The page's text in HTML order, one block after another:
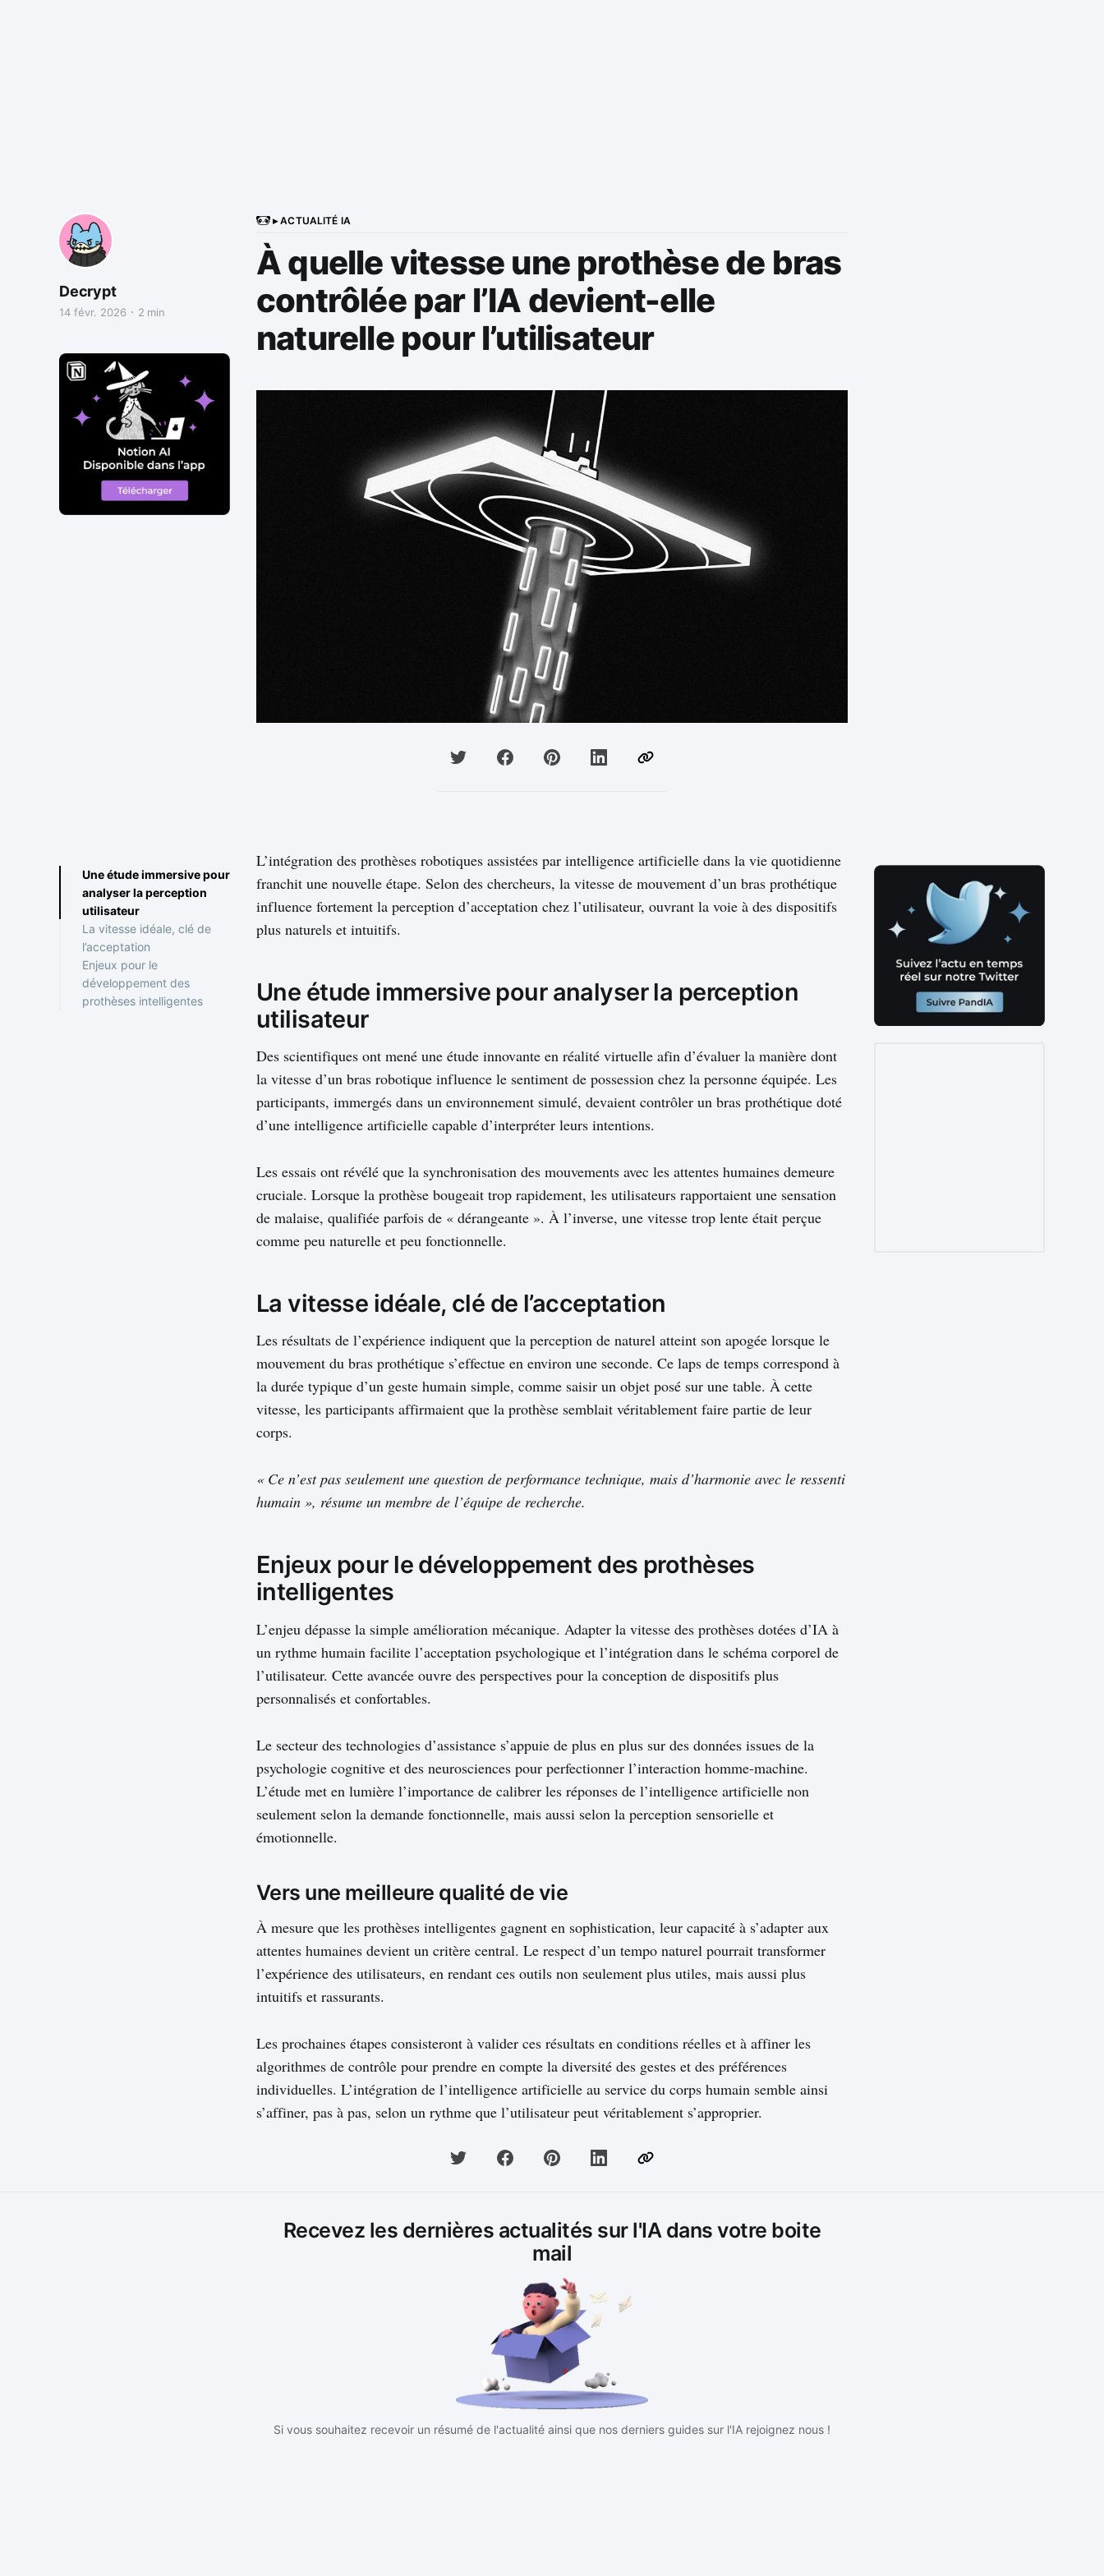
▸ ACTUALITÉ IA
À quelle vitesse une prothèse de bras
contrôlée par l’IA devient-elle
naturelle pour l’utilisateur
Decrypt
14 févr. 2026 2 min
Une étude immersive pour
analyser la perception
utilisateur
La vitesse idéale, clé de
l’acceptation
Enjeux pour le
développement des
prothèses intelligentes
L’intégration des prothèses robotiques assistées par intelligence artificielle dans la vie quotidienne
franchit une nouvelle étape. Selon des chercheurs, la vitesse de mouvement d’un bras prothétique
influence fortement la perception d’acceptation chez l’utilisateur, ouvrant la voie à des dispositifs
plus naturels et intuitifs.
Une étude immersive pour analyser la perception
utilisateur
Des scientifiques ont mené une étude innovante en réalité virtuelle afin d’évaluer la manière dont
la vitesse d’un bras robotique influence le sentiment de possession chez la personne équipée. Les
participants, immergés dans un environnement simulé, devaient contrôler un bras prothétique doté
d’une intelligence artificielle capable d’interpréter leurs intentions.
Les essais ont révélé que la synchronisation des mouvements avec les attentes humaines demeure
cruciale. Lorsque la prothèse bougeait trop rapidement, les utilisateurs rapportaient une sensation
de malaise, qualifiée parfois de « dérangeante ». À l’inverse, une vitesse trop lente était perçue
comme peu naturelle et peu fonctionnelle.
La vitesse idéale, clé de l’acceptation
Les résultats de l’expérience indiquent que la perception de naturel atteint son apogée lorsque le
mouvement du bras prothétique s’effectue en environ une seconde. Ce laps de temps correspond à
la durée typique d’un geste humain simple, comme saisir un objet posé sur une table. À cette
vitesse, les participants affirmaient que la prothèse semblait véritablement faire partie de leur
corps.
« Ce n’est pas seulement une question de performance technique, mais d’harmonie avec le ressenti
humain », résume un membre de l’équipe de recherche.
Enjeux pour le développement des prothèses
intelligentes
L’enjeu dépasse la simple amélioration mécanique. Adapter la vitesse des prothèses dotées d’IA à
un rythme humain facilite l’acceptation psychologique et l’intégration dans le schéma corporel de
l’utilisateur. Cette avancée ouvre des perspectives pour la conception de dispositifs plus
personnalisés et confortables.
Le secteur des technologies d’assistance s’appuie de plus en plus sur des données issues de la
psychologie cognitive et des neurosciences pour perfectionner l’interaction homme-machine.
L’étude met en lumière l’importance de calibrer les réponses de l’intelligence artificielle non
seulement selon la demande fonctionnelle, mais aussi selon la perception sensorielle et
émotionnelle.
Vers une meilleure qualité de vie
À mesure que les prothèses intelligentes gagnent en sophistication, leur capacité à s’adapter aux
attentes humaines devient un critère central. Le respect d’un tempo naturel pourrait transformer
l’expérience des utilisateurs, en rendant ces outils non seulement plus utiles, mais aussi plus
intuitifs et rassurants.
Les prochaines étapes consisteront à valider ces résultats en conditions réelles et à affiner les
algorithmes de contrôle pour prendre en compte la diversité des gestes et des préférences
individuelles. L’intégration de l’intelligence artificielle au service du corps humain semble ainsi
s’affiner, pas à pas, selon un rythme que l’utilisateur peut véritablement s’approprier.
Recevez les dernières actualités sur l'IA dans votre boite
mail
Si vous souhaitez recevoir un résumé de l'actualité ainsi que nos derniers guides sur l'IA rejoignez nous !